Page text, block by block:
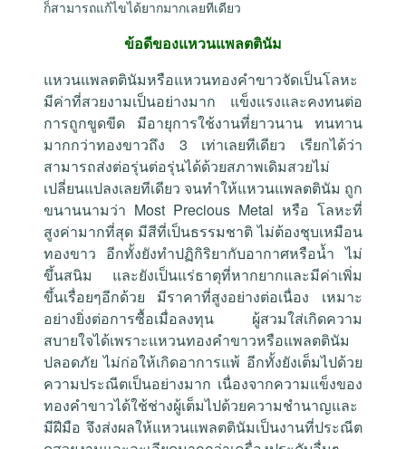
ก็สามารถแก้ไขได้ยากมากเลยทีเดียว
ข้อดีของแหวนแพลตตินัม
แหวนแพลตตินัมหรือแหวนทองคำขาวจัดเป็นโลหะ
มีค่าที่สวยงามเป็นอย่างมาก แข็งแรงและคงทนต่อ
การถูกขูดขีด มีอายุการใช้งานที่ยาวนาน ทนทาน
มากกว่าทองขาวถึง 3 เท่าเลยทีเดียว เรียกได้ว่า
สามารถส่งต่อรุ่นต่อรุ่นได้ด้วยสภาพเดิมสวยไม่
เปลี่ยนแปลงเลยทีเดียว จนทำให้แหวนแพลตตินัม ถูก
ขนานนามว่า Most Precious Metal หรือ โลหะที่
สูงค่ามากที่สุด มีสีที่เป็นธรรมชาติ ไม่ต้องชุบเหมือน
ทองขาว อีกทั้งยังทำปฏิกิริยากับอากาศหรือน้ำ ไม่
ขึ้นสนิม และยังเป็นแร่ธาตุที่หากยากและมีค่าเพิ่ม
ขึ้นเรื่อยๆอีกด้วย มีราคาที่สูงอย่างต่อเนื่อง เหมาะ
อย่างยิ่งต่อการซื้อเมื่อลงทุน ผู้สวมใส่เกิดความ
สบายใจได้เพราะแหวนทองคำขาวหรือแพลตตินัม
ปลอดภัย ไม่ก่อให้เกิดอาการแพ้ อีกทั้งยังเต็มไปด้วย
ความประณีตเป็นอย่างมาก เนื่องจากความแข็งของ
ทองคำขาวได้ใช้ช่างผู้เต็มไปด้วยความชำนาญและ
มีฝีมือ จึงส่งผลให้แหวนแพลตตินัมเป็นงานที่ประณีต